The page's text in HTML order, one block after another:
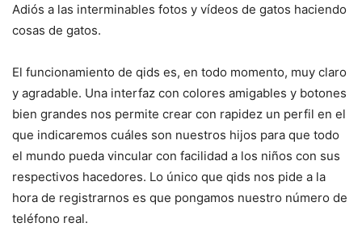
Adiós a las interminables fotos y vídeos de gatos haciendo
cosas de gatos.
El funcionamiento de qids es, en todo momento, muy claro
y agradable. Una interfaz con colores amigables y botones
bien grandes nos permite crear con rapidez un perfil en el
que indicaremos cuáles son nuestros hijos para que todo
el mundo pueda vincular con facilidad a los niños con sus
respectivos hacedores. Lo único que qids nos pide a la
hora de registrarnos es que pongamos nuestro número de
teléfono real.